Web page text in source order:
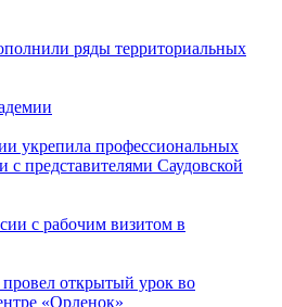
ряды территориальных
укрепила профессиональных
с представителями Саудовской
с рабочим визитом в
открытый урок во
«Орленок»